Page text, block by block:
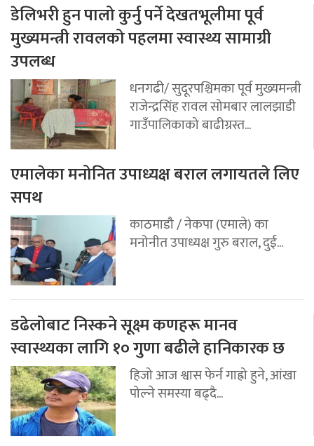
डेलिभरी हुन पालो कुर्नु पर्ने देखतभूलीमा पूर्व
मुख्यमन्त्री रावलको पहलमा स्वास्थ्य सामाग्री
उपलब्ध
धनगढी/ सुदूरपश्चिमका पूर्व मुख्यमन्त्री
राजेन्द्रसिंह रावल सोमबार लालझाडी
गाउँपालिकाको बाढीग्रस्त...
एमालेका मनोनित उपाध्यक्ष बराल लगायतले लिए
सपथ
काठमाडौ / नेकपा (एमाले) का
मनोनीत उपाध्यक्ष गुरु बराल, दुई...
डढेलोबाट निस्कने सूक्ष्म कणहरू मानव
स्वास्थ्यका लागि १० गुणा बढीले हानिकारक छ
हिजो आज श्वास फेर्न गाह्रो हुने, आंखा
पोल्ने समस्या बढ्दै...